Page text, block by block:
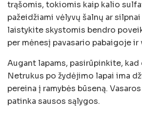
trąšomis, tokiomis kaip kalio
pažeidžiami vėlyvų šalnų ar
laistykite skystomis bendro
per mėnesį pavasario pabaigoje ir
Augant lapams, pasirūpinkite,
Netrukus po žydėjimo lapai ima
pereina į ramybės būseną.
patinka sausos sąlygos.